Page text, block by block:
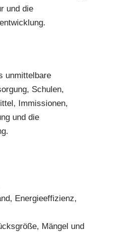
und die
unmittelbare
Schulen,
Immissionen,
und die
Energieeffizienz,
Mängel und